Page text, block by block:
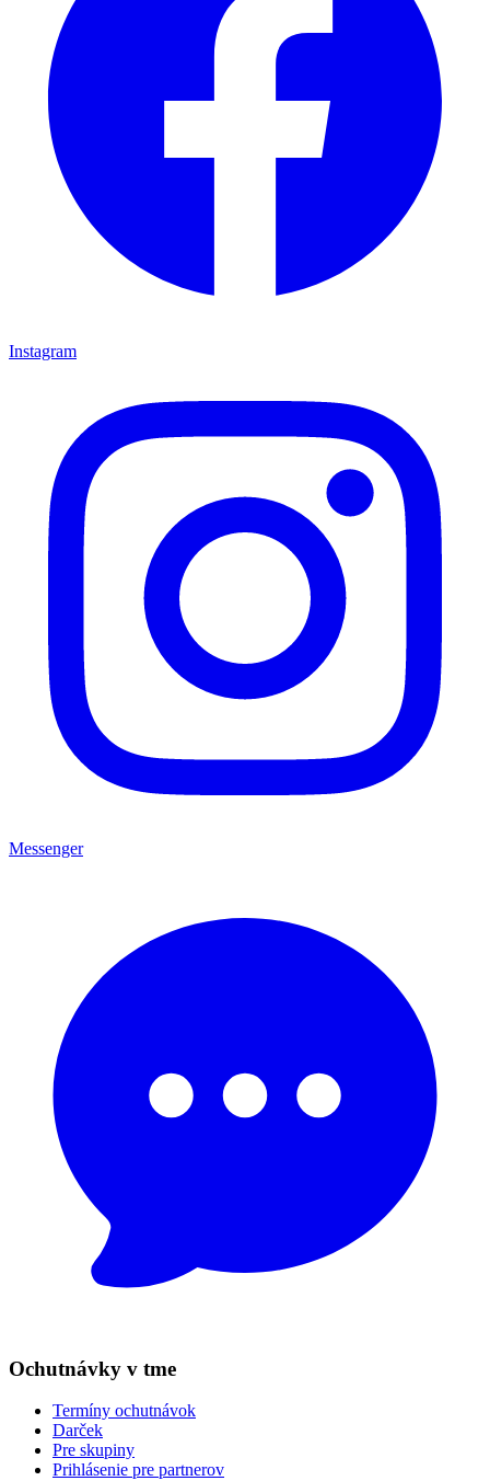
Instagram
Messenger
Ochutnávky v tme
Termíny ochutnávok
Darček
Pre skupiny
Prihlásenie pre partnerov